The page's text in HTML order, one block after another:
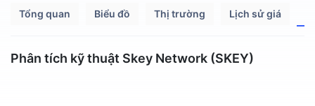
Tổng quan Biểu đồ Thị trường Lịch sử giá
Phân tích kỹ thuật Skey Network (SKEY)